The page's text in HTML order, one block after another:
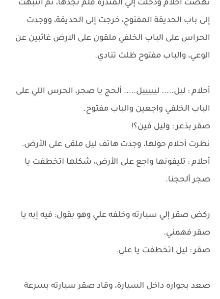
نهضت أحلام ودخلت إلي المندرة فلم تجدها، ثم انتبهت
إلى باب الحديقة المفتوح، خرجت إلى الحديقة، ووجدت
الحراس على الباب الخلفي ملقون على الارض غائبين عن
الوعي، والباب مفتوح ظلت تنادي.
أحلام : ليل..... ليييييل..... ألحج يا صجر، الحرس اللي على
الباب الخلفي واجعين والباب مفتوح.
صقر بذعر : وليل فين؟!
نظرت أحلام حولها، وجدت هاتف ليل ملقى على الأرض.
أحلام : تليفونها واجع على الأرض، شكلها اتخطفت يا
صجر ألحجنا.
ركض صقر إلي سيارته وخلفه علي وهو يقول: فيه إيه يا
صقر فهمني.
صقر : ليل اتخطفت يا علي.
صعد بجواره داخل السيارة، وقاد صقر سيارته بسرعة